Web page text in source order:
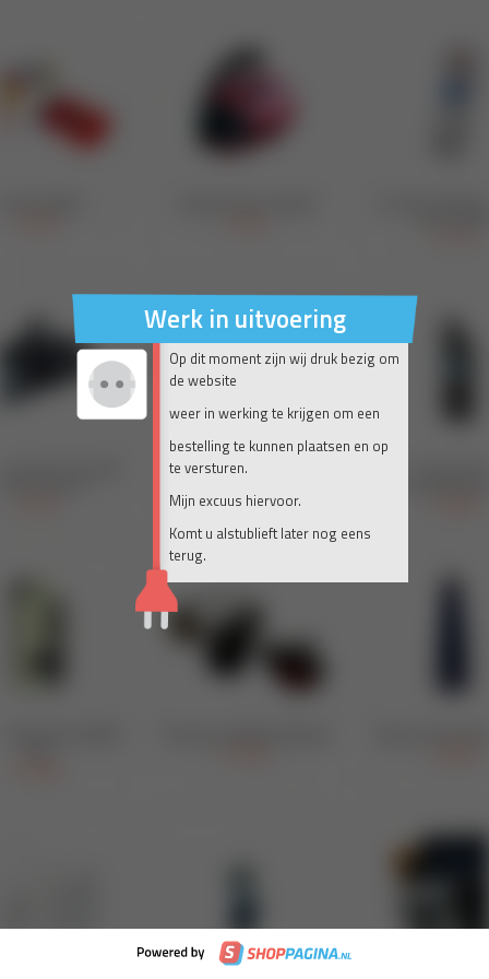
Werk in uitvoering
Op dit moment zijn wij druk bezig om
de website
weer in werking te krijgen om een
bestelling te kunnen plaatsen en op
te versturen.
Mijn excuus hiervoor.
Komt u alstublieft later nog eens
terug.